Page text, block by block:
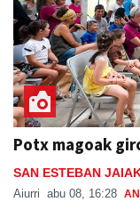
Potx magoak
SAN ESTEBAN
Aiurri abu 08, 16:28